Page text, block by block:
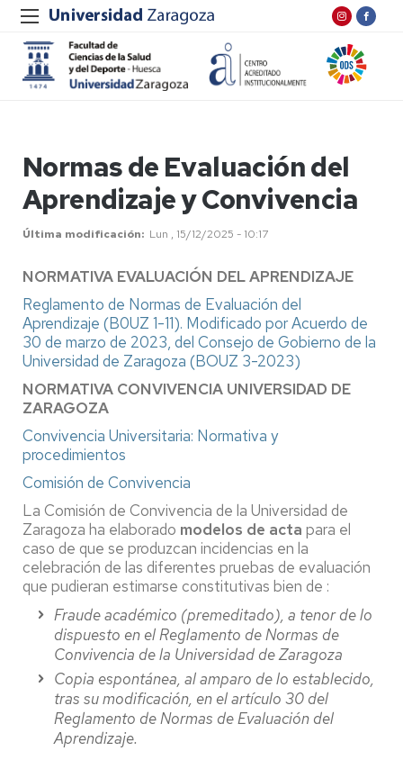
Normas de Evaluación del
Aprendizaje y Convivencia
Última modificación Lun , 15/12/2025 - 10:17
NORMATIVA EVALUACIÓN DEL APRENDIZAJE
Reglamento de Normas de Evaluación del
Aprendizaje (B0UZ 1-11). Modificado por Acuerdo de
30 de marzo de 2023, del Consejo de Gobierno de la
Universidad de Zaragoza (BOUZ 3-2023)
NORMATIVA CONVIVENCIA UNIVERSIDAD DE
ZARAGOZA
Convivencia Universitaria: Normativa y
procedimientos
Comisión de Convivencia
La Comisión de Convivencia de la Universidad de
Zaragoza ha elaborado modelos de acta para el
caso de que se produzcan incidencias en la
celebración de las diferentes pruebas de evaluación
que pudieran estimarse constitutivas bien de :
Fraude académico (premeditado), a tenor de lo
dispuesto en el Reglamento de Normas de
Convivencia de la Universidad de Zaragoza
Copia espontánea, al amparo de lo establecido,
tras su modificación, en el artículo 30 del
Reglamento de Normas de Evaluación del
Aprendizaje.